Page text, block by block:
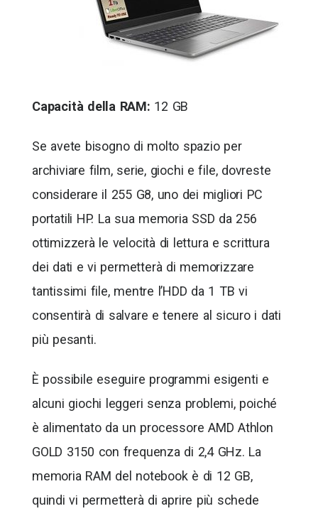
Capacità della RAM: 12 GB
Se avete bisogno di molto spazio per
archiviare film, serie, giochi e file, dovreste
considerare il 255 G8, uno dei migliori PC
portatili HP. La sua memoria SSD da 256
ottimizzerà le velocità di lettura e scrittura
dei dati e vi permetterà di memorizzare
tantissimi file, mentre l’HDD da 1 TB vi
consentirà di salvare e tenere al sicuro i dati
più pesanti.
È possibile eseguire programmi esigenti e
alcuni giochi leggeri senza problemi, poiché
è alimentato da un processore AMD Athlon
GOLD 3150 con frequenza di 2,4 GHz. La
memoria RAM del notebook è di 12 GB,
quindi vi permetterà di aprire più schede